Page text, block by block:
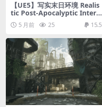
【UE5】写实末日环境 Realis
tic Post-Apocalyptic Interi
or Environment
5 月前 25 15.5